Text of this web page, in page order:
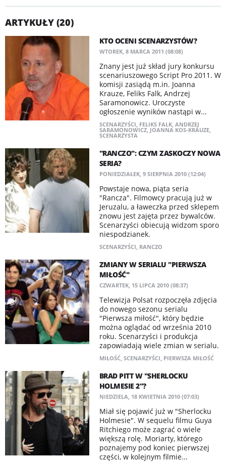
ARTYKUŁY (20)
KTO OCENI SCENARZYSTÓW?
WTOREK, 8 MARCA 2011 (08:08)
Znany jest już skład jury konkursu
scenariuszowego Script Pro 2011. W
komisji zasiądą m.in. Joanna
Krauze, Feliks Falk, Andrzej
Saramonowicz. Uroczyste
ogłoszenie wyników nastąpi w...
SCENARZYŚCI, FELIKS FALK, ANDRZEJ
SARAMONOWICZ, JOANNA KOS-KRAUZE,
SCENARZYSTA
"RANCZO": CZYM ZASKOCZY NOWA
SERIA?
PONIEDZIAŁEK, 9 SIERPNIA 2010 (12:04)
Powstaje nowa, piąta seria
"Rancza". Filmowcy pracują już w
Jeruzalu, a ławeczka przed sklepem
znowu jest zajęta przez bywalców.
Scenarzyści obiecują widzom sporo
niespodzianek.
SCENARZYŚCI, RANCZO
ZMIANY W SERIALU "PIERWSZA
MIŁOŚĆ"
CZWARTEK, 15 LIPCA 2010 (08:37)
Telewizja Polsat rozpoczęła zdjęcia
do nowego sezonu serialu
"Pierwsza miłość", który będzie
można oglądać od września 2010
roku. Scenarzyści i produkcja
zapowiadają wiele zmian w serialu.
MIŁOŚĆ, SCENARZYŚCI, PIERWSZA MIŁOŚĆ
BRAD PITT W "SHERLOCKU
HOLMESIE 2"?
NIEDZIELA, 18 KWIETNIA 2010 (07:03)
Miał się pojawić już w "Sherlocku
Holmesie". W sequelu filmu Guya
Ritchiego może zagrać o wiele
większą rolę. Moriarty, którego
poznajemy pod koniec pierwszej
części, w kolejnym filmie...